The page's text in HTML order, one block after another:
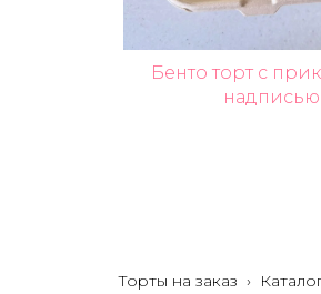
Бенто торт с
надписью
Торты на заказ ›